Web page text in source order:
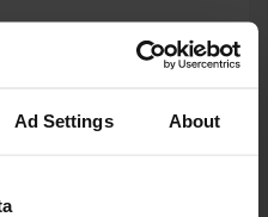
Ad Settings AboutCopie